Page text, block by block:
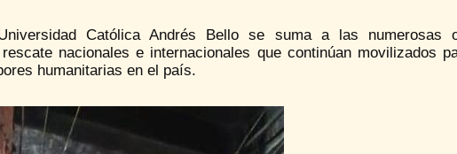
Católica Andrés Bello se suma a las numerosas
nacionales e internacionales que continúan movilizados
humanitarias en el país.